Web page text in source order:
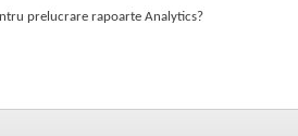
prelucrare rapoarte Analytics?